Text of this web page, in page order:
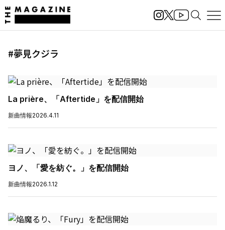
#夢見クジラ
La prière、「Aftertide」を配信開始
新曲情報2026.4.11
ヨノ、「愛を紡ぐ。」を配信開始
新曲情報2026.1.12